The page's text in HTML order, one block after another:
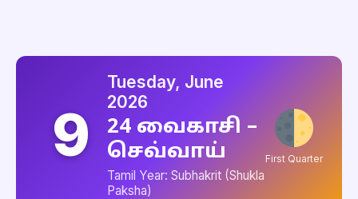
9
Tuesday, June
2026
24 வைகாசி –
செவ்வாய்
Tamil Year: Subhakrit (Shukla
Paksha)
First Quarter